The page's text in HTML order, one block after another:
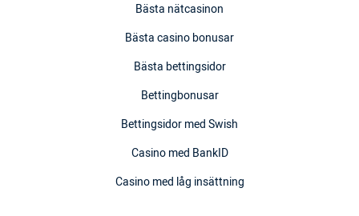
Bästa nätcasinon
Bästa casino bonusar
Bästa bettingsidor
Bettingbonusar
Bettingsidor med Swish
Casino med BankID
Casino med låg insättning